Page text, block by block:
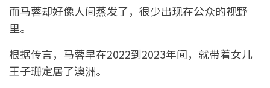
而马蓉却好像人间蒸发了，很少出现在公众的视野
里。
根据传言，马蓉早在2022到2023年间，就带着女儿
王子珊定居了澳洲。